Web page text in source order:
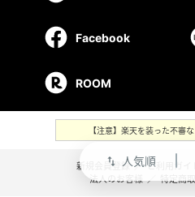
swap_vert 人気順
Facebook
ROOM
【注意】楽天を装った不審
新規会員登録 ／ ご利用ガイ
法人のお客様 ／ 特定商